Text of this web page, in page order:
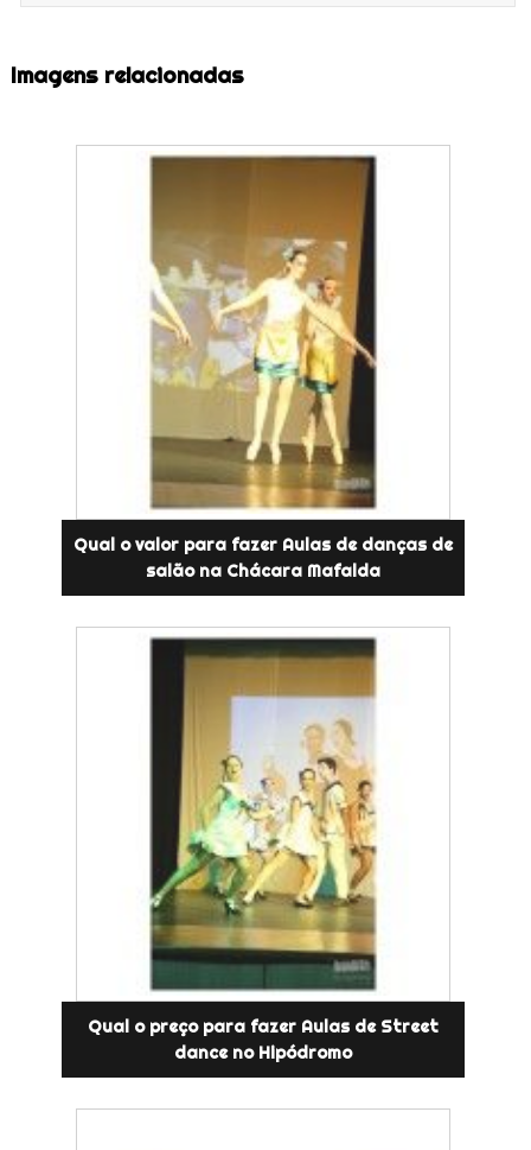
Imagens relacionadas
Qual o valor para fazer Aulas de danças de
salão na Chácara Mafalda
Qual o preço para fazer Aulas de Street
dance no Hipódromo